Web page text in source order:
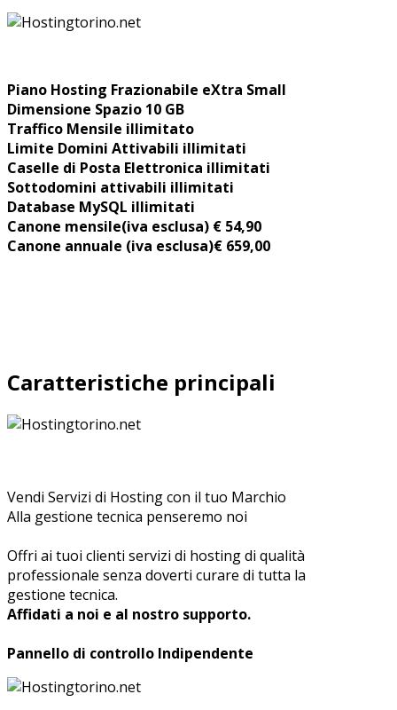
Piano Hosting Frazionabile eXtra Small
Dimensione Spazio 10 GB
Traffico Mensile illimitato
Limite Domini Attivabili illimitati
Caselle di Posta Elettronica illimitati
Sottodomini attivabili illimitati
Database MySQL illimitati
Canone mensile(iva esclusa) € 54,90
Canone annuale (iva esclusa)€ 659,00
Caratteristiche principali
Vendi Servizi di Hosting con il tuo Marchio
Alla gestione tecnica penseremo noi
Offri ai tuoi clienti servizi di hosting di qualità
professionale senza doverti curare di tutta la
gestione tecnica.
Affidati a noi e al nostro supporto.
Pannello di controllo Indipendente